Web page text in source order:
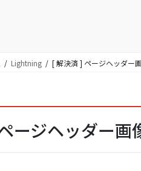
Lightning [ 解決済 ] ページヘッダー
ージヘッダー画